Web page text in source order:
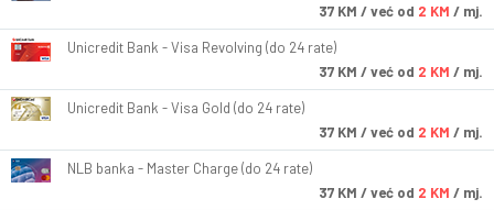
37 KM / već od 2 KM / mj.
Unicredit Bank - Visa Revolving (do 24 rate)
37 KM / već od 2 KM / mj.
Unicredit Bank - Visa Gold (do 24 rate)
37 KM / već od 2 KM / mj.
NLB banka - Master Charge (do 24 rate)
37 KM / već od 2 KM / mj.